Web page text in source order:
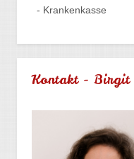
- Krankenkasse
Kontakt - Birgit